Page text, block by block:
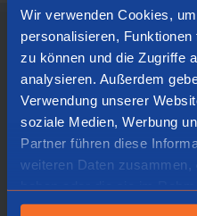
Wir verwenden Cookies,
personalisieren,
zu können und die Zugriffe
analysieren. Außerdem
Verwendung unserer
soziale Medien, Werbung
Partner führen diese
weiteren Daten zusammen,
haben oder die sie im
gesammelt haben.
Flache
leichtem
Die Split Tastatur
Handgelenken